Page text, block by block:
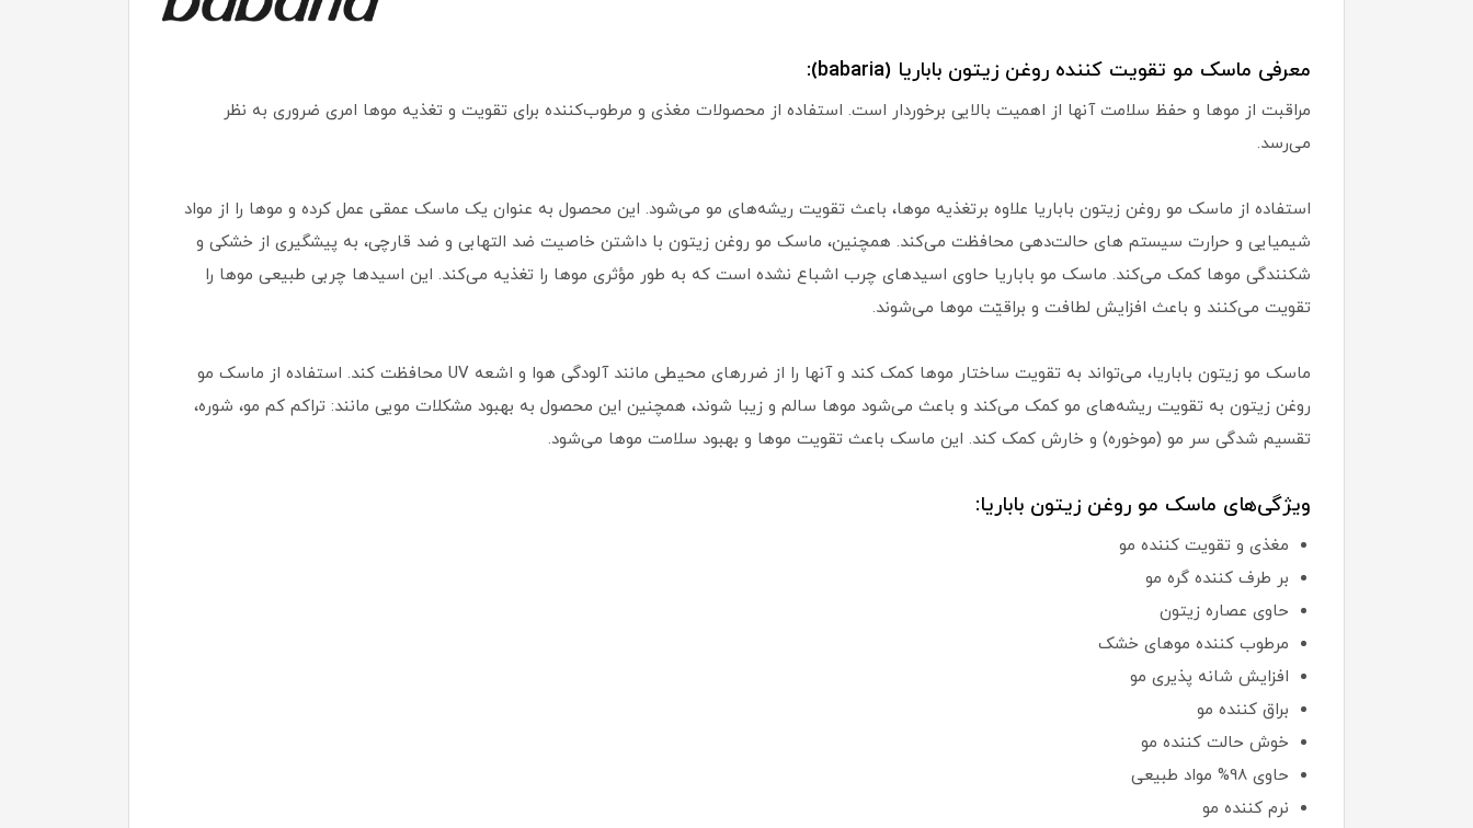
معرفی ماسک مو تقویت کننده روغن زیتون باباریا (babaria):
مراقبت از موها و حفظ سلامت آنها از اهمیت بالایی برخوردار است. استفاده از محصولات مغذی و مرطوب‌کننده برای تقویت و تغذیه موها امری ضروری به نظر
می‌رسد.
استفاده از ماسک مو روغن زیتون باباریا علاوه برتغذیه موها، باعث تقویت ریشه‌های مو می‌شود. این محصول به عنوان یک ماسک عمقی عمل کرده و موها را از مواد
شیمیایی و حرارت سیستم های حالت‌دهی محافظت می‌کند. همچنین، ماسک مو روغن زیتون با داشتن خاصیت ضد التهابی و ضد قارچی، به پیشگیری از خشکی و
شکنندگی موها کمک می‌کند. ماسک مو باباریا حاوی اسیدهای چرب اشباع نشده است که به طور مؤثری موها را تغذیه می‌کند. این اسیدها چربی طبیعی موها را
تقویت می‌کنند و باعث افزایش لطافت و براقیّت موها می‌شوند.
ماسک مو زیتون باباریا، می‌تواند به تقویت ساختار موها کمک کند و آنها را از ضررهای محیطی مانند آلودگی هوا و اشعه UV محافظت کند. استفاده از ماسک مو
روغن زیتون به تقویت ریشه‌های مو کمک می‌کند و باعث می‌شود موها سالم و زیبا شوند، همچنین این محصول به بهبود مشکلات مویی مانند: تراکم کم مو، شوره،
تقسیم شدگی سر مو (موخوره) و خارش کمک کند. این ماسک باعث تقویت موها و بهبود سلامت موها می‌شود.
ویژگی‌های ماسک مو روغن زیتون باباریا:
مغذی و تقویت کننده مو
بر طرف کننده گره مو
حاوی عصاره زیتون
مرطوب کننده موهای خشک
افزایش شانه پذیری مو
براق کننده مو
خوش حالت کننده مو
حاوی 98% مواد طبیعی
نرم کننده مو